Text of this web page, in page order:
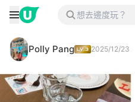
Polly Pang 2025/12/23